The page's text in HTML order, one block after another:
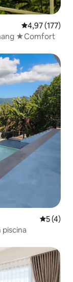
4,97 de uma
4,97 (177)
★Comfort
5 de
5 (4)
piscina